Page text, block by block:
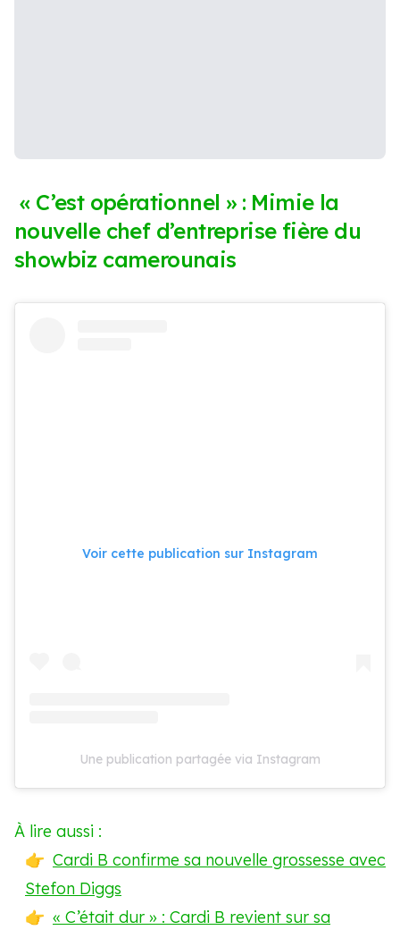
« C’est opérationnel » : Mimie la
nouvelle chef d’entreprise fière du
showbiz camerounais
Voir cette publication sur Instagram
Une publication partagée via Instagram
À lire aussi :
Cardi B confirme sa nouvelle grossesse avec
Stefon Diggs
« C’était dur » : Cardi B revient sur sa